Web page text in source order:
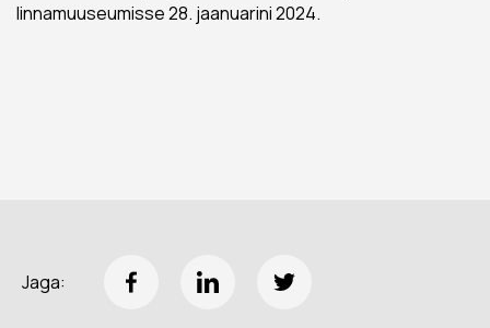
linnamuuseumisse 28. jaanuarini 2024.
Jaga: